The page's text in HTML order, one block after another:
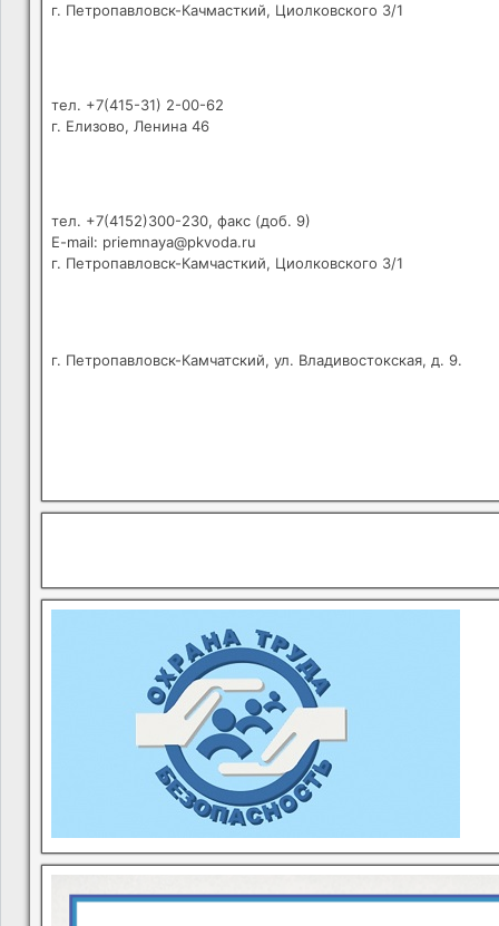
г. Петропавловск-Качмасткий, Циолковского 3/1
тел. +7(415-31) 2-00-62
г. Елизово, Ленина 46
тел. +7(4152)300-230, факс (доб. 9)
E-mail: priemnaya@pkvoda.ru
г. Петропавловск-Камчасткий, Циолковского 3/1
г. Петропавловск-Камчатский, ул. Владивостокская, д. 9.